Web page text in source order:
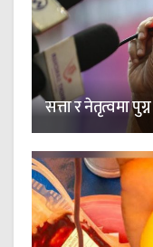
सत्ता र नेतृत्वमा